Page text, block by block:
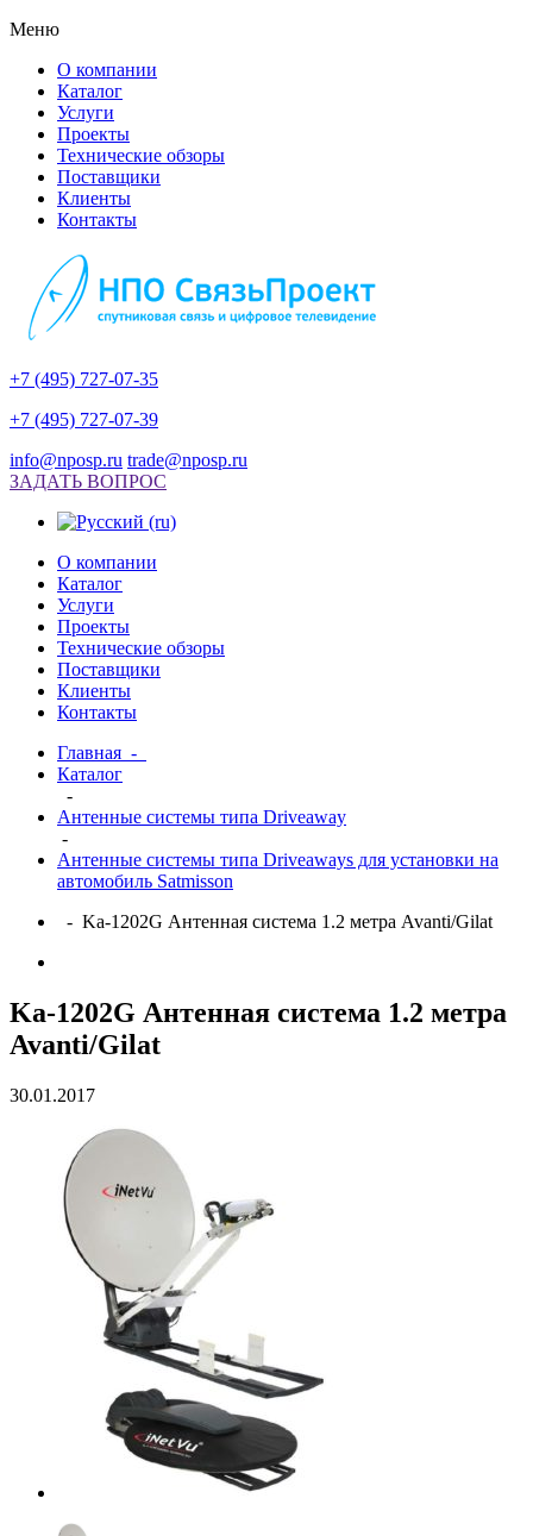
Меню
О компании
Каталог
Услуги
Проекты
Технические обзоры
Поставщики
Клиенты
Контакты
+7 (495) 727-07-35
+7 (495) 727-07-39
info@nposp.ru trade@nposp.ru
ЗАДАТЬ ВОПРОС
О компании
Каталог
Услуги
Проекты
Технические обзоры
Поставщики
Клиенты
Контакты
Главная -
Каталог
-
Антенные системы типа Driveaway
-
Антенные системы типа Driveaways для установки на
автомобиль Satmisson
- Ka-1202G Антенная система 1.2 метра Avanti/Gilat
Ka-1202G Антенная система 1.2 метра
Avanti/Gilat
30.01.2017